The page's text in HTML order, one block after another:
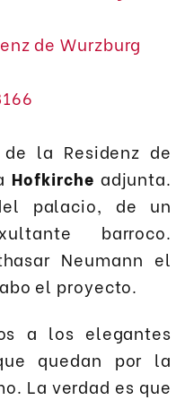
la Residenz de
Hofkirche adjunta.
palacio, de un
barroco.
Neumann el
el proyecto.
a los elegantes
quedan por la
La verdad es que